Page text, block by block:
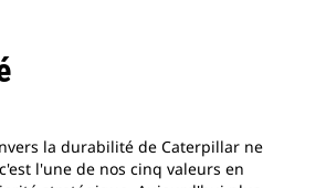
la durabilité de Caterpillar ne
l'une de nos cinq valeurs en